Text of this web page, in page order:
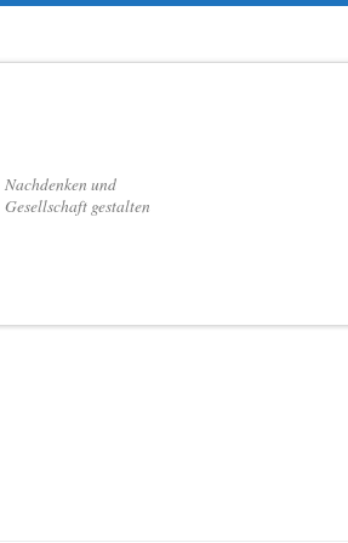
Nachdenken und
Gesellschaft gestalten